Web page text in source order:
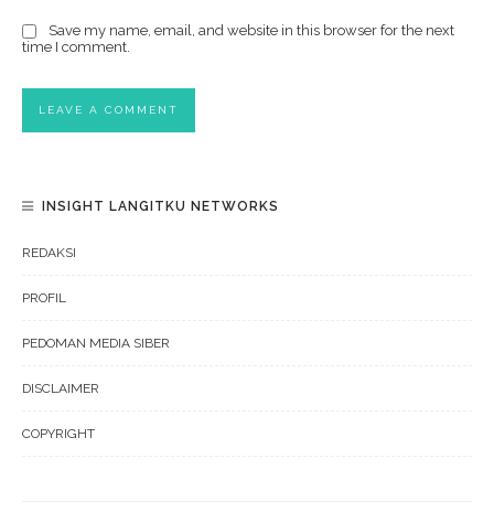
Save my name, email, and website in this browser for the next
time I comment.
INSIGHT LANGITKU NETWORKS
REDAKSI
PROFIL
PEDOMAN MEDIA SIBER
DISCLAIMER
COPYRIGHT